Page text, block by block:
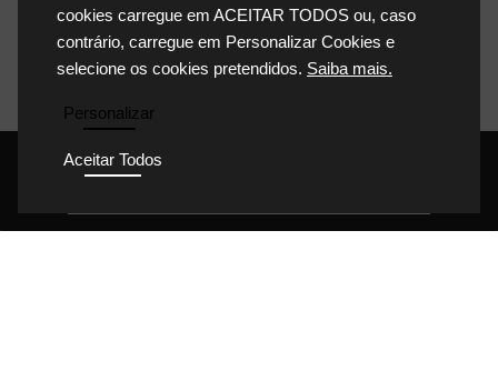
cookies carregue em ACEITAR TODOS ou, caso
contrário, carregue em Personalizar Cookies e
selecione os cookies pretendidos. Saiba mais.
Personalizar
Aceitar Todos